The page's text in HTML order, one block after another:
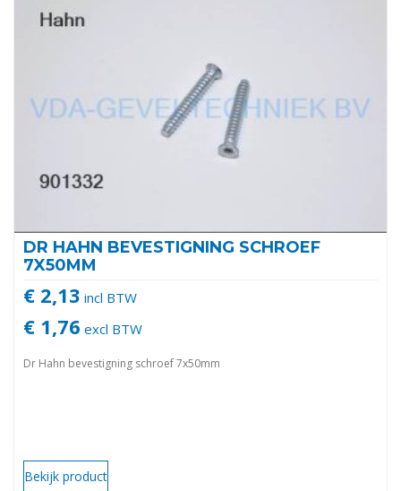
DR HAHN BEVESTIGNING SCHROEF
7X50MM
€ 2,13 incl BTW
€ 1,76 excl BTW
Dr Hahn bevestigning schroef 7x50mm
Bekijk product